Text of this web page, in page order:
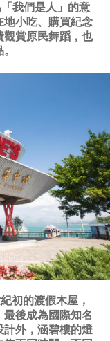
我們是人」的意
地小吃、購買紀念
觀賞原民舞蹈，也
初的渡假木屋，
後成為國際知名
計外，涵碧樓的燈